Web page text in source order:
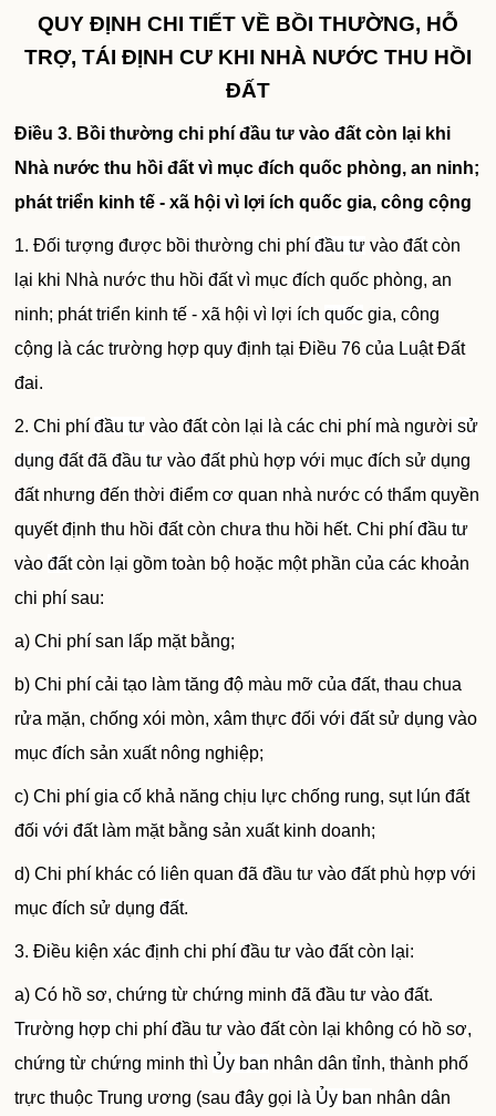
QUY ĐỊNH CHI TIẾT VỀ BỒI THƯỜNG, HỖ
TRỢ, TÁI ĐỊNH CƯ KHI NHÀ NƯỚC THU HỒI
ĐẤT
Điều 3. Bồi thường chi phí đầu tư vào đất còn lại khi
Nhà nước thu hồi đất vì mục đích quốc phòng, an ninh;
phát triển kinh tế - xã hội vì lợi ích quốc gia, công cộng
1. Đối tượng được bồi thường chi phíđầu tư vào đất còn
lại khi Nhà nước thu hồi đất vì mục đích quốc phòng, an
ninh; phát triển kinh tế - xã hội vì lợi íchquốc gia, công
cộng là các trường hợp quy định tại Điều 76 của Luật Đất
đai.
2. Chi phíđầu tư vào đất còn lại là các chi phí mà ngườisử
dụng đất đãđầu tư vàođấtphù hợp với mục đích sử dụng
đất nhưng đến thời điểm cơ quan nhà nước có thẩm quyền
quyết định thu hồi đất còn chưa thu hồi hết. Chi phíđầu tư
vàođấtcòn lại gồm toàn bộ hoặc một phần của các khoản
chi phí sau:
a) Chi phí san lấp mặt bằng;
b) Chi phí cải tạo làm tăng độ màu mỡ của đất, thau chua
rửa mặn, chống xói mòn, xâm thực đối vớiđấtsử dụng vào
mục đích sản xuất nông nghiệp;
c) Chi phí gia cố khả năng chịu lực chống rung, sụt lún đất
đốivới đất làm mặt bằng sản xuất kinh doanh;
d) Chi phí khác có liên quan đã đầu tư vào đất phù hợp với
mục đích sử dụngđất.
3. Điều kiện xác định chi phí đầu tư vào đất còn lại:
a) Có hồ sơ, chứng từ chứng minh đã đầu tư vào đất.
Trường hợp chi phí đầu tư vào đất còn lại không có hồ sơ,
chứng từ chứng minh thì Ủy ban nhân dân tỉnh, thành phố
trực thuộc Trung ương (sau đây gọi là Ủy ban nhân dân